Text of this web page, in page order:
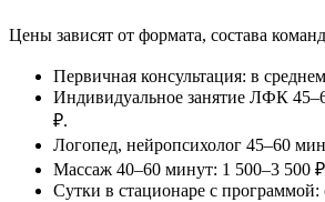
Цены зависят от формата, состава
Первичная консультация: в
Индивидуальное занятие ЛФК
₽.
Логопед, нейропсихолог 45–60
Массаж 40–60 минут: 1 500–3 500
Сутки в стационаре с